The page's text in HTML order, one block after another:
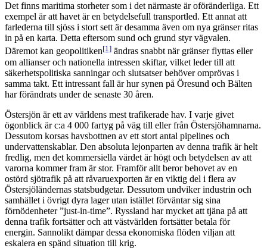
Det finns maritima storheter som i det närmaste är oföränderliga. Ett
exempel är att havet är en betydelsefull transportled. Ett annat att
farlederna till sjöss i stort sett är desamma även om nya gränser ritas
in på en karta. Detta eftersom sund och grund styr vägvalen.
Däremot kan geopolitiken[1] ändras snabbt när gränser flyttas eller
om allianser och nationella intressen skiftar, vilket leder till att
säkerhetspolitiska sanningar och slutsatser behöver omprövas i
samma takt. Ett intressant fall är hur synen på Öresund och Bälten
har förändrats under de senaste 30 åren.
Östersjön är ett av världens mest trafikerade hav. I varje givet
ögonblick är c:a 4 000 fartyg på väg till eller från Östersjöhamnarna.
Dessutom korsas havsbottnen av ett stort antal pipelines och
undervattenskablar. Den absoluta lejonparten av denna trafik är helt
fredlig, men det kommersiella värdet är högt och betydelsen av att
varorna kommer fram är stor. Framför allt beror behovet av en
ostörd sjötrafik på att råvaruexporten är en viktig del i flera av
Östersjöländernas statsbudgetar. Dessutom undviker industrin och
samhället i övrigt dyra lager utan istället förväntar sig sina
förnödenheter ”just-in-time”. Ryssland har mycket att tjäna på att
denna trafik fortsätter och att västvärlden fortsätter betala för
energin. Sannolikt dämpar dessa ekonomiska flöden viljan att
eskalera en spänd situation till krig.